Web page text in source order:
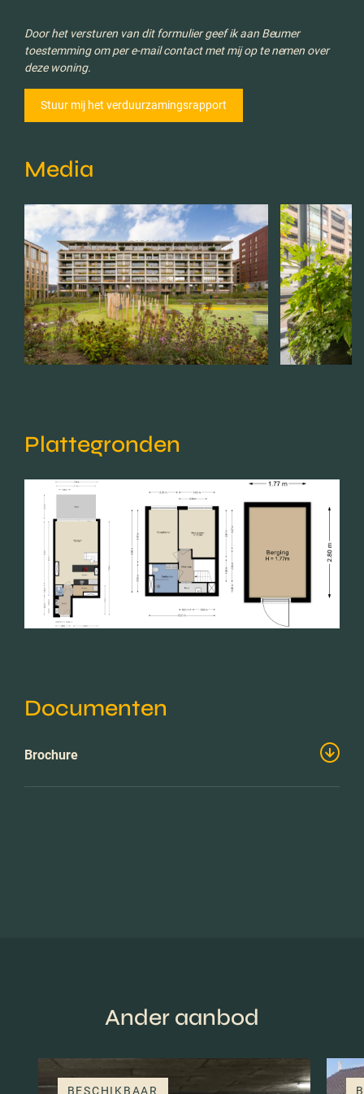
Door het versturen van dit formulier geef ik aan Beumer
toestemming om per e-mail contact met mij op te nemen over
deze woning.
Media
Plattegronden
Documenten
Brochure
Ander aanbod
BESCHIKBAAR